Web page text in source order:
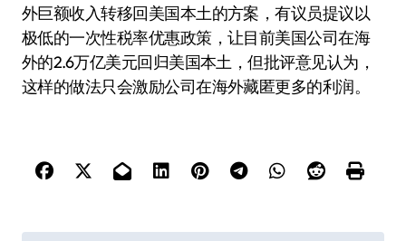
外巨额收入转移回美国本土的方案，有议员提议以
极低的一次性税率优惠政策，让目前美国公司在海
外的2.6万亿美元回归美国本土，但批评意见认为，
这样的做法只会激励公司在海外藏匿更多的利润。